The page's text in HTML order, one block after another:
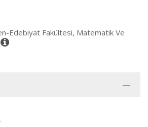
Edebiyat Fakültesi, Matematik Ve